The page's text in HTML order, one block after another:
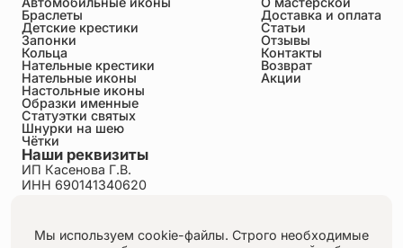
Браслеты
Детские крестики
Запонки
Кольца
Нательные крестики
Нательные иконы
Настольные иконы
Образки именные
Статуэтки святых
Шнурки на шею
Чётки
Доставка и оплата
Статьи
Отзывы
Контакты
Возврат
Акции
Наши реквизиты
ИП Касенова Г.В.
ИНН 690141340620
Пользовательское соглашение
Мы используем cookie-файлы. Строго необходимые